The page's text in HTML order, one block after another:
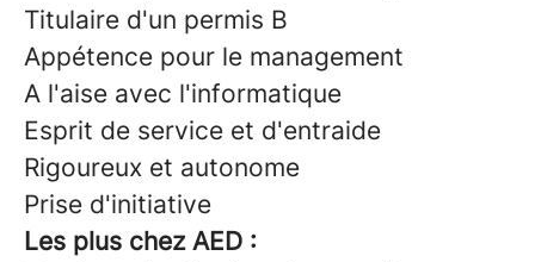
Titulaire d'un permis B
Appétence pour le management
A l'aise avec l'informatique
Esprit de service et d'entraide
Rigoureux et autonome
Prise d'initiative
Les plus chez AED :